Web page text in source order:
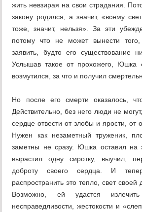
жить невзирая на свои страдания.
закону родился, а значит, «всему
тоже, значит, нельзя». За эти
потому что не может вынести
заявить, будто его существование
Услышав такое от прохожего, Юшка
возмутился, за что и получил
Но после его смерти оказалось,
Действительно, без него люди не
сердце отвести от злобы и ярости, от
Нужен как незаметный труженик,
заметны не сразу. Юшка оставил
вырастил одну сиротку, выучил,
доброту своего сердца. И
распространить это тепло, свет
Возможно, ей удастся
несправедливости, жестокости и